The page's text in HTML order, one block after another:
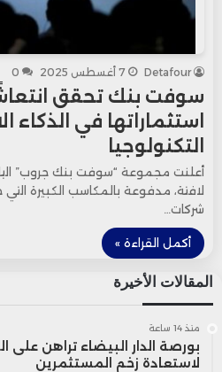
Detafour 7 أغسطس 2025 0
سوفت بنك تحقق
استثماراتها في
التكنولوجيا
أعلنت مجموعة “سوفت بنك جروب”
لافتة، مدفوعة بالمكاسب الكبيرة
شركات…
أكمل القراءة »
المقالات الأخيرة
منذ 14 ساعة
بورصة الدار البيضاء تراهن على
لاستعادة زخم المستثمرين